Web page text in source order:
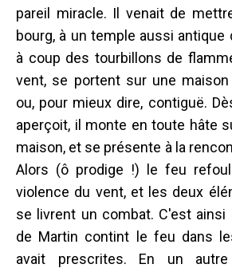
pareil miracle. Il venait de
bourg, à un temple aussi antique
à coup des tourbillons de
vent, se portent sur une
ou, pour mieux dire, contiguë.
aperçoit, il monte en toute hâte
maison, et se présente à la
Alors (ô prodige !) le feu
violence du vent, et les deux
se livrent un combat. C'est ainsi
de Martin contint le feu dans
avait prescrites. En un